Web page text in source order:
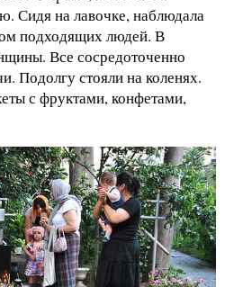
Сидя на лавочке, наблюдала
подходящих людей. В
Все сосредоточенно
Подолгу стояли на коленях.
с фруктами, конфетами,